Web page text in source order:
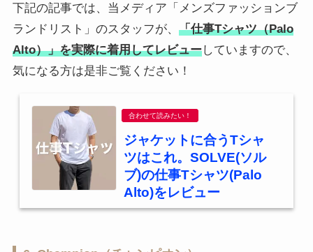
下記の記事では、当メディア「メンズファッションブ
ランドリスト」のスタッフが、 「仕事Tシャツ（Palo
Alto）」を実際に着用してレビューしていますので、
気になる方は是非ご覧ください！
合わせて読みたい！
ジャケットに合うTシャ
ツはこれ。SOLVE(ソル
ブ)の仕事Tシャツ(Palo
Alto)をレビュー